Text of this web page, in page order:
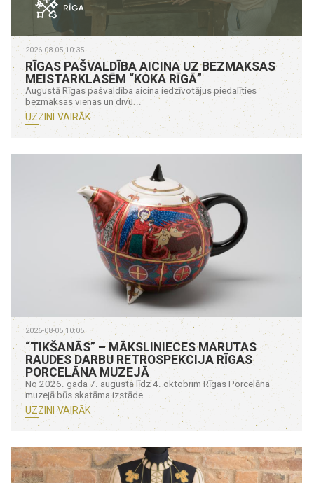
2026-08-05 10:35
RĪGAS PAŠVALDĪBA AICINA UZ BEZMAKSAS
MEISTARKLASĒM “KOKA RĪGĀ”
Augustā Rīgas pašvaldība aicina iedzīvotājus piedalīties
bezmaksas vienas un divu...
UZZINI VAIRĀK
2026-08-05 10:05
“TIKŠANĀS” – MĀKSLINIECES MARUTAS
RAUDES DARBU RETROSPEKCIJA RĪGAS
PORCELĀNA MUZEJĀ
No 2026. gada 7. augusta līdz 4. oktobrim Rīgas Porcelāna
muzejā būs skatāma izstāde...
UZZINI VAIRĀK